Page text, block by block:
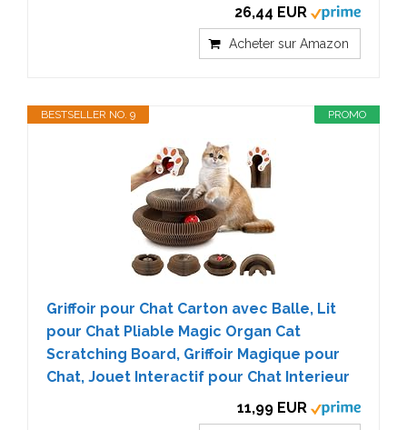
26,44 EUR
Acheter sur Amazon
PROMO
BESTSELLER NO. 9
Griffoir pour Chat Carton avec Balle, Lit
pour Chat Pliable Magic Organ Cat
Scratching Board, Griffoir Magique pour
Chat, Jouet Interactif pour Chat Interieur
11,99 EUR